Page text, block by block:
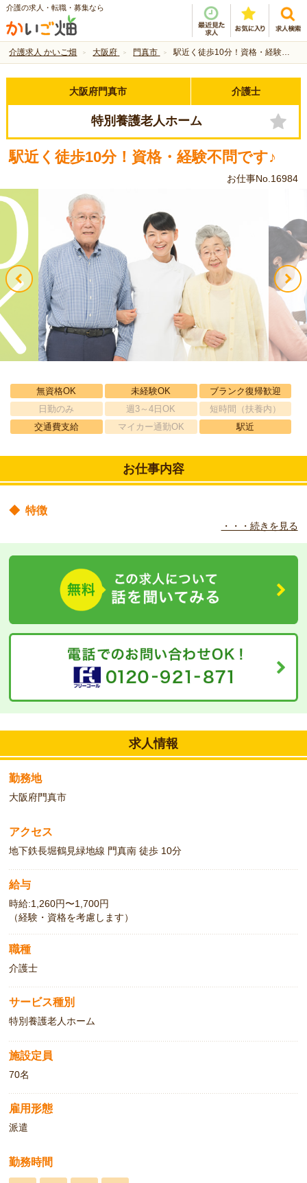
介護の求人・転職・募集なら
介護求人 かいご畑 大阪府 門真市 駅近く徒歩10分！資格・経験不問です♪
大阪府門真市 介護士
特別養護老人ホーム
駅近く徒歩10分！資格・経験不問です♪
お仕事No.16984
無資格OK 未経験OK
ブランク復帰歓迎
日勤のみ
週3～4日OK
短時間（扶養内）
交通費支給
マイカー通勤OK 駅近
お仕事内容
◆ 特徴
介護される立場にたった心からの介護を通じて、安心して潤いのあ
る生活を送っていただくよう心がけています。
職場の環境
駅から徒歩10分、地域に根差した法人の運営している特別養護老
人ホームでのお仕事です。
・・・続きを見る
求人情報
勤務地
大阪府門真市
アクセス
地下鉄長堀鶴見緑地線 門真南 徒歩 10分
給与
時給:1,260円〜1,700円
（経験・資格を考慮します）
職種
介護士
サービス種別
特別養護老人ホーム
施設定員
70名
雇用形態
派遣
勤務時間